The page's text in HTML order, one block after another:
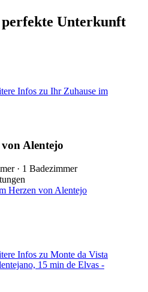
Unterkunft
Infos zu Ihr Zuhause im
Alentejo
· 1 Badezimmer
Herzen von Alentejo
Infos zu Monte da Vista
15 min de Elvas -